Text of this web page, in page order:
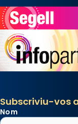
Subscriviu-vos
Nom